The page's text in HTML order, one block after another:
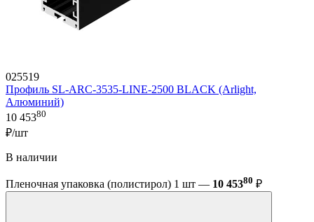
025519
Профиль SL-ARC-3535-LINE-2500 BLACK (Arlight,
Алюминий)
10 45380
₽/шт
В наличии
Пленочная упаковка (полистирол) 1 шт — 10 45380 ₽